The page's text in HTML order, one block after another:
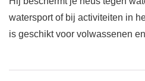
watersport of bij activiteiten in
is geschikt voor volwassenen